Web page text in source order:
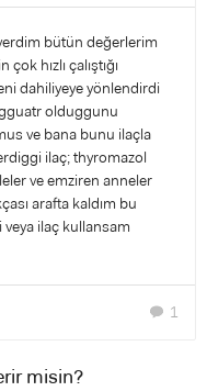
bütün değerlerim
hızlı çalıştığı
dahiliyeye yönlendirdi
olduggunu
ve bana bunu ilaçla
ilaç; thyromazol
ve emziren anneler
arafta kaldım bu
ilaç kullansam
chat 1
misin?